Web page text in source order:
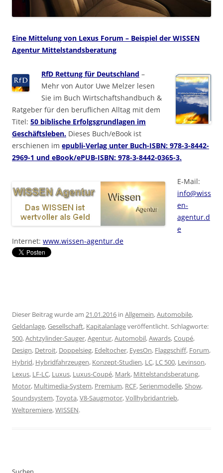
Eine Mittelung von Lexus Forum – Beispiel der WISSEN
Agentur Mittelstandsberatung
RfD Rettung für Deutschland –
Mehr von Autor Uwe Melzer lesen
Sie im Buch Wirtschaftshandbuch &
Ratgeber für den beruflichen Alltag mit dem
Titel: 50 biblische Erfolgsgrundlagen im
Geschäftsleben. Dieses Buch/eBook ist
erschienen im epubli-Verlag unter Buch-ISBN: 978-3-8442-
2969-1 und eBook/ePUB-ISBN: 978-3-8442-0365-3.
E-Mail:
info@wiss
en-
agentur.d
e
Internet: www.wissen-agentur.de
Dieser Beitrag wurde am 21.01.2016 in Allgemein,Automobile,
Geldanlage,Gesellschaft, Kapitalanlageveröffentlicht. Schlagworte:
500,Achtzylinder-Sauger,Agentur,Automobil,Awards,Coupé,
Design, Detroit, Doppelsieg, Edeltocher, EyesOn, Flaggschiff, Forum,
Hybrid, Hybridfahrzeugen, Konzept-Studien, LC, LC 500, Levinson,
Lexus, LF-LC, Luxus, Luxus-Coupé, Mark, Mittelstandsberatung,
Motor, Multimedia-System, Premium, RCF,Serienmodelle,Show,
Soundsystem,Toyota,V8-Saugmotor,Vollhybridantrieb,
Weltpremiere,WISSEN.